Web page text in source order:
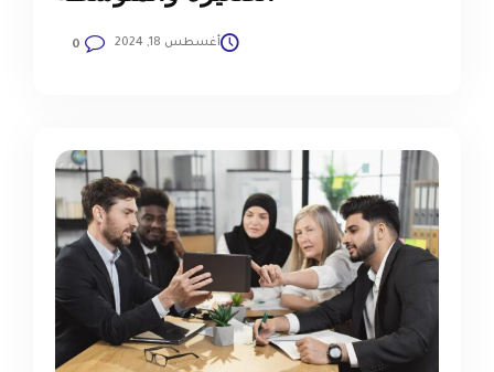
أغسطس 18, 2024 0